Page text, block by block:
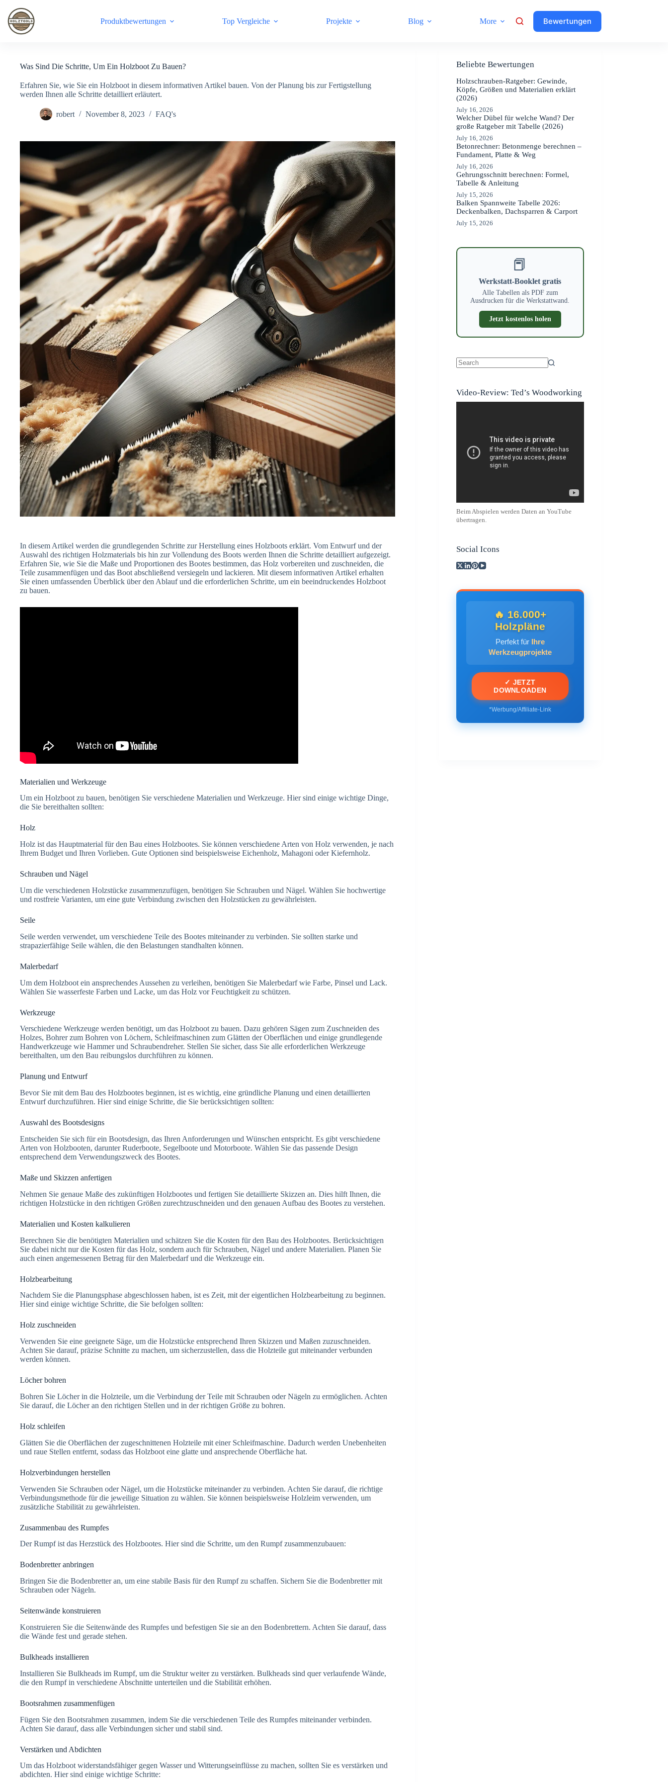
content
Produktbewertungen Top Vergleiche Projekte Blog More Bewertungen
Was Sind Die Schritte, Um Ein Holzboot Zu Bauen?
Erfahren Sie, wie Sie ein Holzboot in diesem informativen Artikel bauen. Von der Planung bis zur Fertigstellung
werden Ihnen alle Schritte detailliert erläutert.
robert November 8, 2023 FAQ's
In diesem Artikel werden die grundlegenden Schritte zur Herstellung eines Holzboots erklärt. Vom Entwurf und der
Auswahl des richtigen Holzmaterials bis hin zur Vollendung des Boots werden Ihnen die Schritte detailliert aufgezeigt.
Erfahren Sie, wie Sie die Maße und Proportionen des Bootes bestimmen, das Holz vorbereiten und zuschneiden, die
Teile zusammenfügen und das Boot abschließend versiegeln und lackieren. Mit diesem informativen Artikel erhalten
Sie einen umfassenden Überblick über den Ablauf und die erforderlichen Schritte, um ein beeindruckendes Holzboot
zu bauen.
Materialien und Werkzeuge
Um ein Holzboot zu bauen, benötigen Sie verschiedene Materialien und Werkzeuge. Hier sind einige wichtige Dinge,
die Sie bereithalten sollten:
Holz
Holz ist das Hauptmaterial für den Bau eines Holzbootes. Sie können verschiedene Arten von Holz verwenden, je nach
Ihrem Budget und Ihren Vorlieben. Gute Optionen sind beispielsweise Eichenholz, Mahagoni oder Kiefernholz.
Schrauben und Nägel
Um die verschiedenen Holzstücke zusammenzufügen, benötigen Sie Schrauben und Nägel. Wählen Sie hochwertige
und rostfreie Varianten, um eine gute Verbindung zwischen den Holzstücken zu gewährleisten.
Seile
Seile werden verwendet, um verschiedene Teile des Bootes miteinander zu verbinden. Sie sollten starke und
strapazierfähige Seile wählen, die den Belastungen standhalten können.
Malerbedarf
Um dem Holzboot ein ansprechendes Aussehen zu verleihen, benötigen Sie Malerbedarf wie Farbe, Pinsel und Lack.
Wählen Sie wasserfeste Farben und Lacke, um das Holz vor Feuchtigkeit zu schützen.
Werkzeuge
Verschiedene Werkzeuge werden benötigt, um das Holzboot zu bauen. Dazu gehören Sägen zum Zuschneiden des
Holzes, Bohrer zum Bohren von Löchern, Schleifmaschinen zum Glätten der Oberflächen und einige grundlegende
Handwerkzeuge wie Hammer und Schraubendreher. Stellen Sie sicher, dass Sie alle erforderlichen Werkzeuge
bereithalten, um den Bau reibungslos durchführen zu können.
Planung und Entwurf
Bevor Sie mit dem Bau des Holzbootes beginnen, ist es wichtig, eine gründliche Planung und einen detaillierten
Entwurf durchzuführen. Hier sind einige Schritte, die Sie berücksichtigen sollten:
Auswahl des Bootsdesigns
Entscheiden Sie sich für ein Bootsdesign, das Ihren Anforderungen und Wünschen entspricht. Es gibt verschiedene
Arten von Holzbooten, darunter Ruderboote, Segelboote und Motorboote. Wählen Sie das passende Design
entsprechend dem Verwendungszweck des Bootes.
Maße und Skizzen anfertigen
Nehmen Sie genaue Maße des zukünftigen Holzbootes und fertigen Sie detaillierte Skizzen an. Dies hilft Ihnen, die
richtigen Holzstücke in den richtigen Größen zurechtzuschneiden und den genauen Aufbau des Bootes zu verstehen.
Materialien und Kosten kalkulieren
Berechnen Sie die benötigten Materialien und schätzen Sie die Kosten für den Bau des Holzbootes. Berücksichtigen
Sie dabei nicht nur die Kosten für das Holz, sondern auch für Schrauben, Nägel und andere Materialien. Planen Sie
auch einen angemessenen Betrag für den Malerbedarf und die Werkzeuge ein.
Holzbearbeitung
Nachdem Sie die Planungsphase abgeschlossen haben, ist es Zeit, mit der eigentlichen Holzbearbeitung zu beginnen.
Hier sind einige wichtige Schritte, die Sie befolgen sollten:
Holz zuschneiden
Verwenden Sie eine geeignete Säge, um die Holzstücke entsprechend Ihren Skizzen und Maßen zuzuschneiden.
Achten Sie darauf, präzise Schnitte zu machen, um sicherzustellen, dass die Holzteile gut miteinander verbunden
werden können.
Löcher bohren
Bohren Sie Löcher in die Holzteile, um die Verbindung der Teile mit Schrauben oder Nägeln zu ermöglichen. Achten
Sie darauf, die Löcher an den richtigen Stellen und in der richtigen Größe zu bohren.
Holz schleifen
Glätten Sie die Oberflächen der zugeschnittenen Holzteile mit einer Schleifmaschine. Dadurch werden Unebenheiten
und raue Stellen entfernt, sodass das Holzboot eine glatte und ansprechende Oberfläche hat.
Holzverbindungen herstellen
Verwenden Sie Schrauben oder Nägel, um die Holzstücke miteinander zu verbinden. Achten Sie darauf, die richtige
Verbindungsmethode für die jeweilige Situation zu wählen. Sie können beispielsweise Holzleim verwenden, um
zusätzliche Stabilität zu gewährleisten.
Zusammenbau des Rumpfes
Der Rumpf ist das Herzstück des Holzbootes. Hier sind die Schritte, um den Rumpf zusammenzubauen:
Bodenbretter anbringen
Bringen Sie die Bodenbretter an, um eine stabile Basis für den Rumpf zu schaffen. Sichern Sie die Bodenbretter mit
Schrauben oder Nägeln.
Seitenwände konstruieren
Konstruieren Sie die Seitenwände des Rumpfes und befestigen Sie sie an den Bodenbrettern. Achten Sie darauf, dass
die Wände fest und gerade stehen.
Bulkheads installieren
Installieren Sie Bulkheads im Rumpf, um die Struktur weiter zu verstärken. Bulkheads sind quer verlaufende Wände,
die den Rumpf in verschiedene Abschnitte unterteilen und die Stabilität erhöhen.
Bootsrahmen zusammenfügen
Fügen Sie den Bootsrahmen zusammen, indem Sie die verschiedenen Teile des Rumpfes miteinander verbinden.
Achten Sie darauf, dass alle Verbindungen sicher und stabil sind.
Verstärken und Abdichten
Um das Holzboot widerstandsfähiger gegen Wasser und Witterungseinflüsse zu machen, sollten Sie es verstärken und
abdichten. Hier sind einige wichtige Schritte:
Beliebte Bewertungen
Holzschrauben-Ratgeber: Gewinde,
Köpfe, Größen und Materialien erklärt
(2026)
July 16, 2026
Welcher Dübel für welche Wand? Der
große Ratgeber mit Tabelle (2026)
July 16, 2026
Betonrechner: Betonmenge berechnen –
Fundament, Platte & Weg
July 16, 2026
Gehrungsschnitt berechnen: Formel,
Tabelle & Anleitung
July 15, 2026
Balken Spannweite Tabelle 2026:
Deckenbalken, Dachsparren & Carport
July 15, 2026
📕
Werkstatt-Booklet gratis
Alle Tabellen als PDF zum
Ausdrucken für die Werkstattwand.
Jetzt kostenlos holen
Video-Review: Ted’s Woodworking
Beim Abspielen werden Daten an YouTube
übertragen.
Social Icons
🔥 16.000+
Holzpläne
Perfekt für
Ihre
Werkzeugprojekte
✓ JETZT
DOWNLOADEN
*Werbung/Affiliate-Link